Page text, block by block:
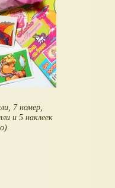
, 7 номер,
и 5 наклеек